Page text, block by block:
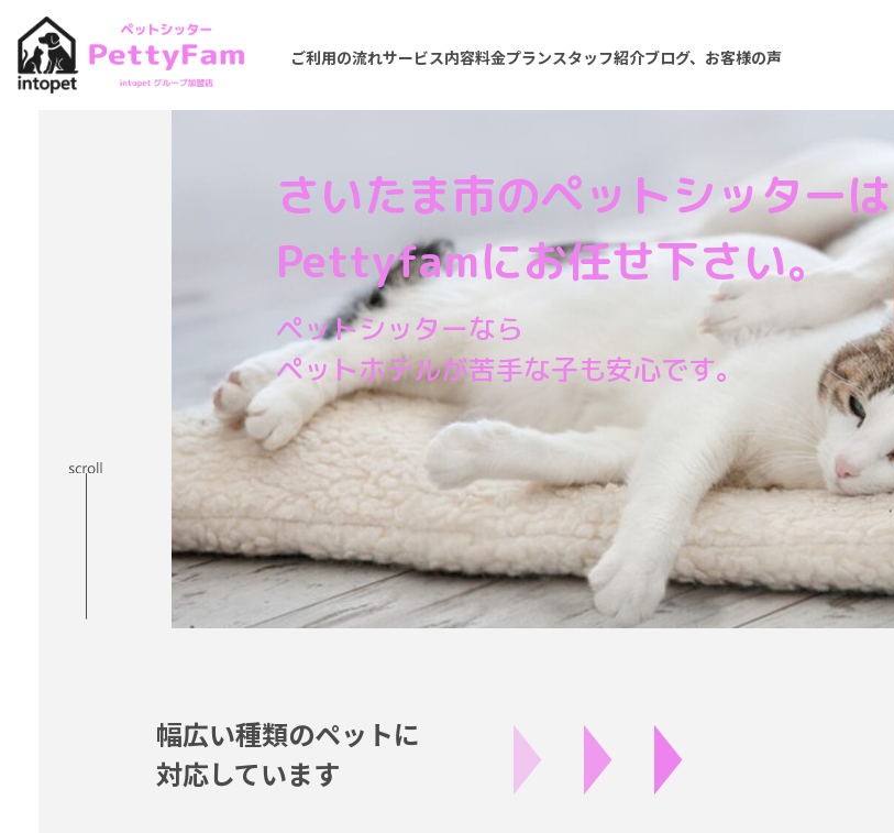
ご利用の流れサービス内容料金プランスタッフ紹介ブログ、お客様の声
さいたま市のペットシッターは
Pettyfamにお任せ下さい。
ペットシッターなら
ペットホテルが苦手な子も安心です。
幅広い種類のペットに
対応しています